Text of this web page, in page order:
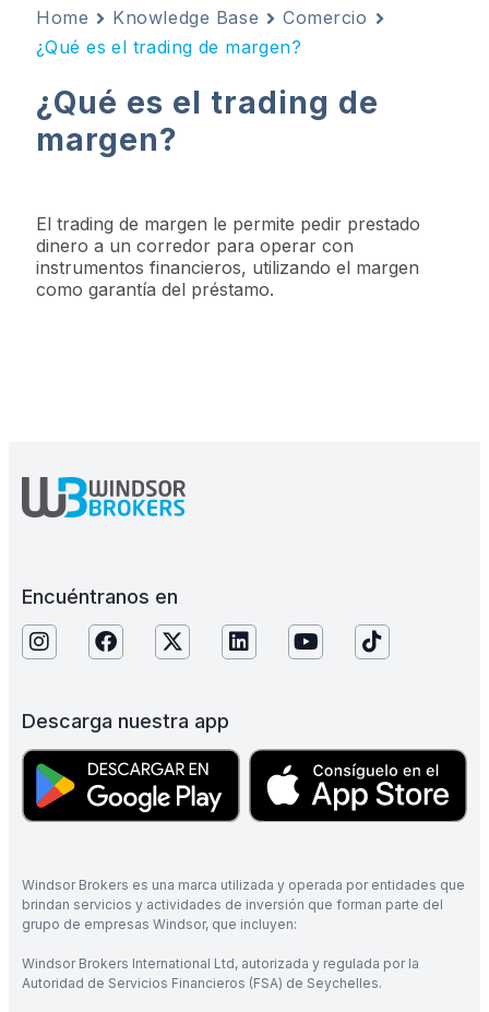
Home Knowledge Base
Comercio
¿Qué es el trading de margen?
¿Qué es el trading de
margen?
El trading de margen le permite pedir prestado
dinero a un corredor para operar con
instrumentos financieros, utilizando el margen
como garantía del préstamo.
Encuéntranos en
Descarga nuestra app
Windsor Brokers es una marca utilizada y operada por entidades que
brindan servicios y actividades de inversión que forman parte del
grupo de empresas Windsor, que incluyen:
Windsor Brokers International Ltd, autorizada y regulada por la
Autoridad de Servicios Financieros (FSA) de Seychelles.